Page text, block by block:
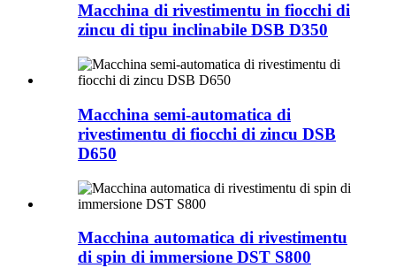
Macchina di rivestimentu in fiocchi di
zincu di tipu inclinabile DSB D350
Macchina semi-automatica di
rivestimentu di fiocchi di zincu DSB
D650
Macchina automatica di rivestimentu
di spin di immersione DST S800